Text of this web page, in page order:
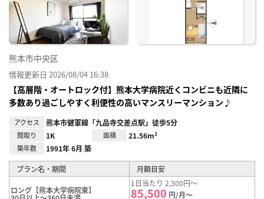
熊本市中央区
情報更新日 2026/08/04 16:38
【高層階・オートロック付】熊本大学病院近くコンビニも近隣に
多数あり過ごしやすく利便性の高いマンスリーマンション♪
アクセス 熊本市健軍線「九品寺交差点駅」徒歩5分
間取り 1K 面積 21.56m²
築年数 1991年 6月 築
プラン名・期間 月額目安
ロング【熊本大学病院東】
1日当たり 2,300円～
85,500 円/月～